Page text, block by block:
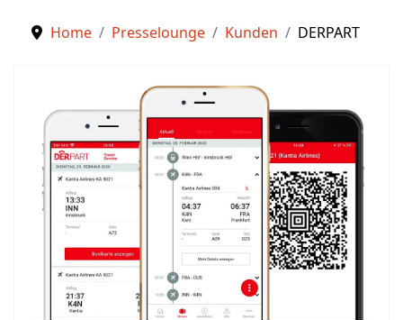
Home Presselounge Kunden DERPART